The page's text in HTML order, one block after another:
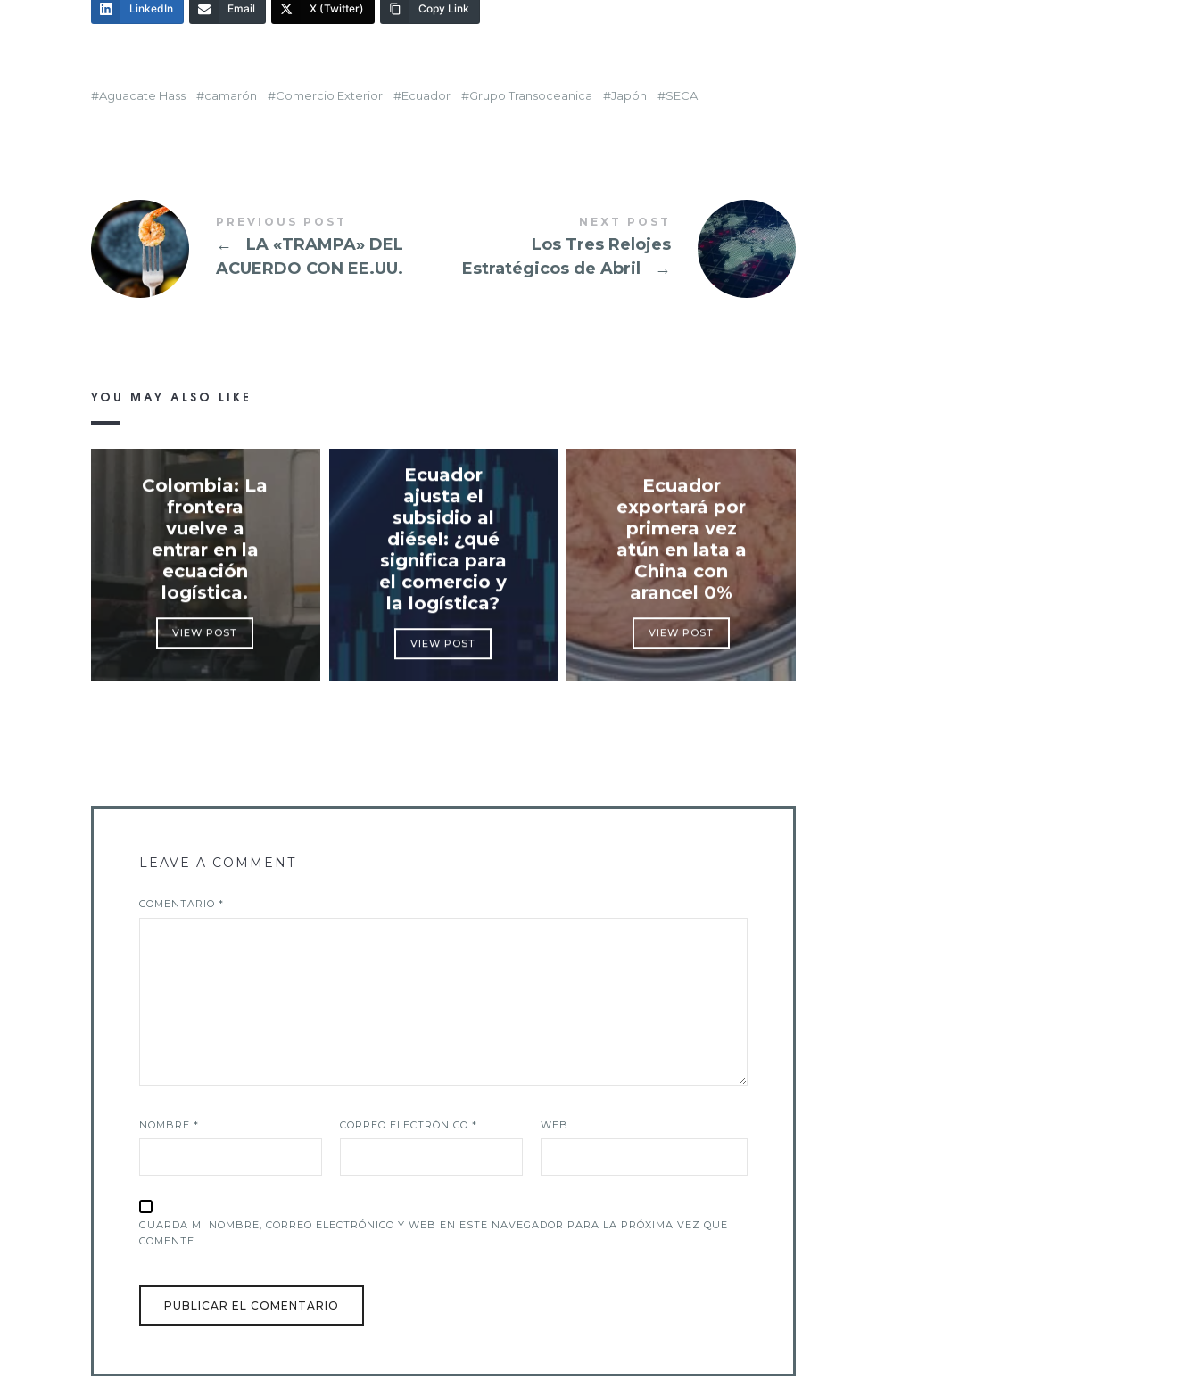
LinkedIn Email X (Twitter) Copy Link
Aguacate Hass camarón Comercio Exterior Ecuador Grupo Transoceanica Japón SECA
PREVIOUS POST
←
LA «TRAMPA» DEL
ACUERDO CON EE.UU.
NEXT POST
Los Tres Relojes
Estratégicos de Abril
→
YOU MAY ALSO LIKE
Colombia: La
frontera
vuelve a
entrar en la
ecuación
logística.
VIEW POST
Ecuador
ajusta el
subsidio al
diésel: ¿qué
significa para
el comercio y
la logística?
VIEW POST
Ecuador
exportará por
primera vez
atún en lata a
China con
arancel 0%
VIEW POST
LEAVE A COMMENT
COMENTARIO *
NOMBRE * CORREO ELECTRÓNICO* WEB
GUARDA MI NOMBRE, CORREO ELECTRÓNICO Y WEB EN ESTE NAVEGADOR PARA LA PRÓXIMA VEZ QUE
COMENTE.